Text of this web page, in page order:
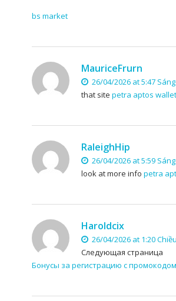
bs market
MauriceFrurn
26/04/2026 at 5:47 Sáng
that site petra aptos
RaleighHip
26/04/2026 at 5:59 Sáng
look at more info petra
Haroldcix
26/04/2026 at 1:20 Chiều
Следующая страница
Бонусы за регистрацию с